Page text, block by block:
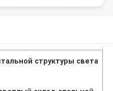
структуры света